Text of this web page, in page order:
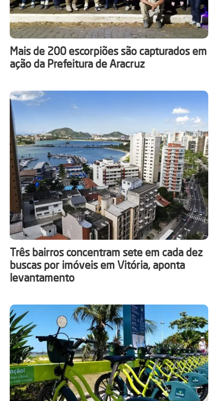
Mais de 200 escorpiões são capturados em
ação da Prefeitura de Aracruz
Três bairros concentram sete em cada dez
buscas por imóveis em Vitória, aponta
levantamento